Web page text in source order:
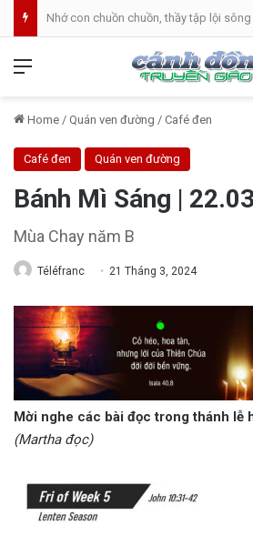
Nhớ con chuồn chuồn, thầy tập lội sông
Home / Quán ven đường / Café đen
Café đen Quán ven đường
Bánh Mì Sáng |
Mùa Chay năm B
Téléfranc 21 Tháng 3, 2024
Mời nghe các bài đọc trong thánh lễ
(Martha đọc)